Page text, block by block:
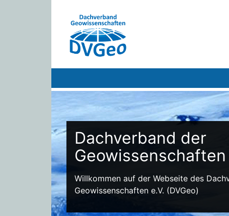
Dachverband der
Geowissenschaften
Willkommen auf der Webseite des
Geowissenschaften e.V. (DVGeo)